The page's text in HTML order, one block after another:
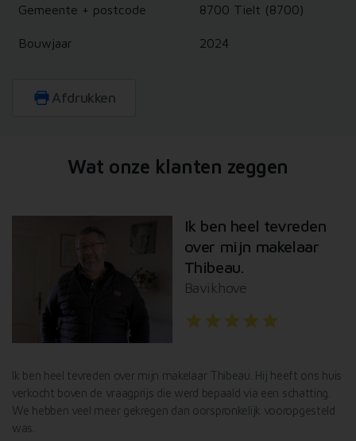
informatie die u aan ze heeft verstrekt of die ze hebben
Gemeente + postcode 8700 Tielt (8700)
Bouwjaar 2024
Afdrukken
Wat onze klanten zeggen
Ik ben heel tevreden
over mijn makelaar
Thibeau.
Bavikhove
star star star star star
Ik ben heel tevreden over mijn makelaar Thibeau. Hij heeft ons huis
verkocht boven de vraagprijs die werd bepaald via een schatting.
We hebben veel meer gekregen dan oorspronkelijk vooropgesteld
was.